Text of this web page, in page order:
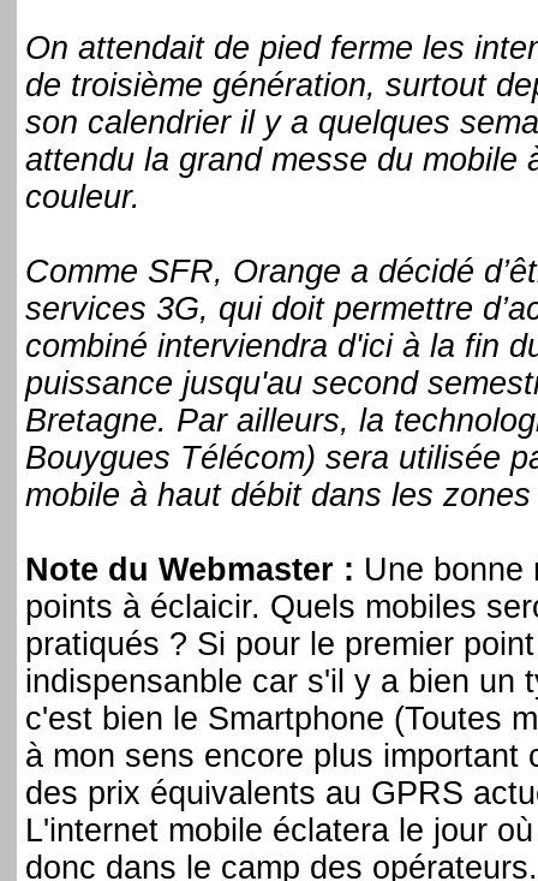
On attendait de pied ferme les
de troisième génération, surtout
son calendrier il y a quelques
attendu la grand messe du mobile
couleur.
Comme SFR, Orange a décidé
services 3G, qui doit permettre
combiné interviendra d'ici à la fin
puissance jusqu'au second
Bretagne. Par ailleurs, la
Bouygues Télécom) sera utilisée
mobile à haut débit dans les
Note du Webmaster : Une bonne
points à éclaicir. Quels mobiles
pratiqués ? Si pour le premier
indispensanble car s'il y a bien un
c'est bien le Smartphone (Toutes
à mon sens encore plus
des prix équivalents au GPRS
L'internet mobile éclatera le jour
donc dans le camp des